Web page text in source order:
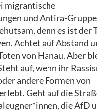
migrantische
und Antira-
denn es ist der
Achtet auf Abstand
von Hanau. Aber
auf, wenn ihr
andere Formen von
Geht auf die
die AfD